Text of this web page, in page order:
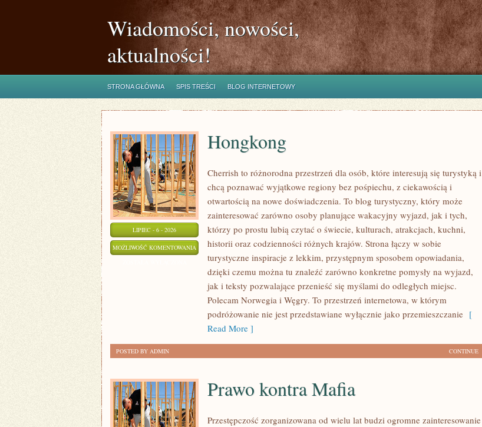
Wiadomości, nowości,
aktualności!
STRONA GŁÓWNA SPIS TREŚCI BLOG INTERNETOWY
LIPIEC - 6 - 2026
MOŻLIWOŚĆ KOMENTOWANIA HONGKONG
Hongkong
Cherrish to różnorodna przestrzeń dla osób, które interesują się turystyką i
chcą poznawać wyjątkowe regiony bez pośpiechu, z ciekawością i
otwartością na nowe doświadczenia. To blog turystyczny, który może
zainteresować zarówno osoby planujące wakacyjny wyjazd, jak i tych,
którzy po prostu lubią czytać o świecie, kulturach, atrakcjach, kuchni,
historii oraz codzienności różnych krajów. Strona łączy w sobie
turystyczne inspiracje z lekkim, przystępnym sposobem opowiadania,
dzięki czemu można tu znaleźć zarówno konkretne pomysły na wyjazd,
jak i teksty pozwalające przenieść się myślami do odległych miejsc.
Polecam Norwegia i Węgry. To przestrzeń internetowa, w którym
podróżowanie nie jest przedstawiane wyłącznie jako przemieszczanie [
Read More ]
CONTINUE
POSTED BY ADMIN
Prawo kontra Mafia
Przestępczość zorganizowana od wielu lat budzi ogromne zainteresowanie